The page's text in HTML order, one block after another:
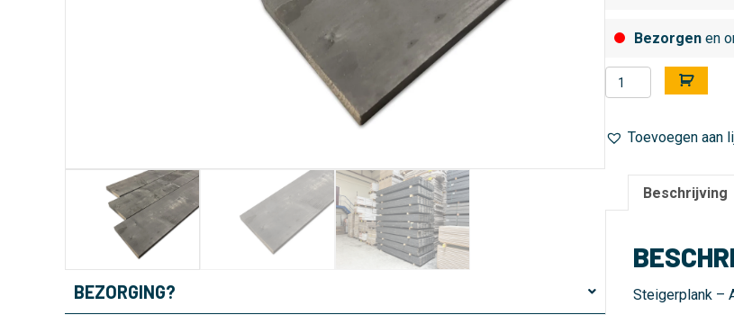
BEZORGING?
Bezorgen en
Steigerplank
-
-
aantal
l
e
n
a
v
:
Toevoegen aan
Beschrijving
Steigerplank –